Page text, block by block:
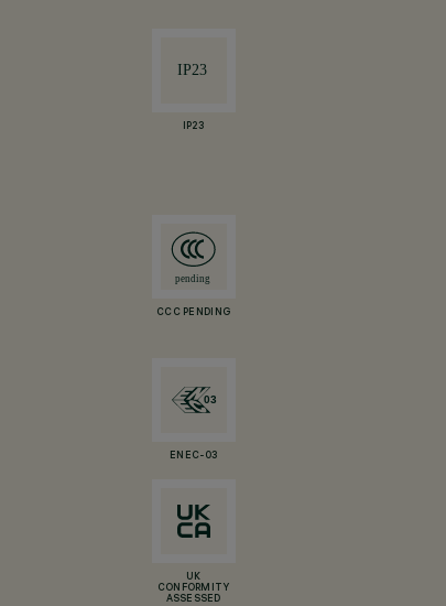
IP23
CCC PENDING
ENEC-03
UK
CONFORMITY
ASSESSED